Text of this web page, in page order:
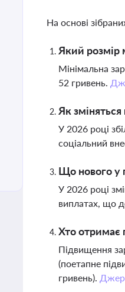
На основі
Який розмір
Мінімальна
52 гривень.
Як
У 2026 році
соціальний
Що нового у
У 2026 році
виплатах, що
Хто отримає
Підвищення
(поетапне
гривень).